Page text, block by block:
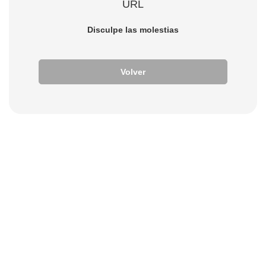
URL
Disculpe las molestias
Volver